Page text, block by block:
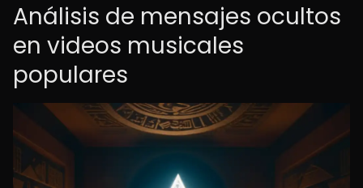
Análisis de mensajes ocultos
en videos musicales
populares